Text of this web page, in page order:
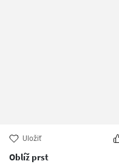
Uložiť
Oblíž prst